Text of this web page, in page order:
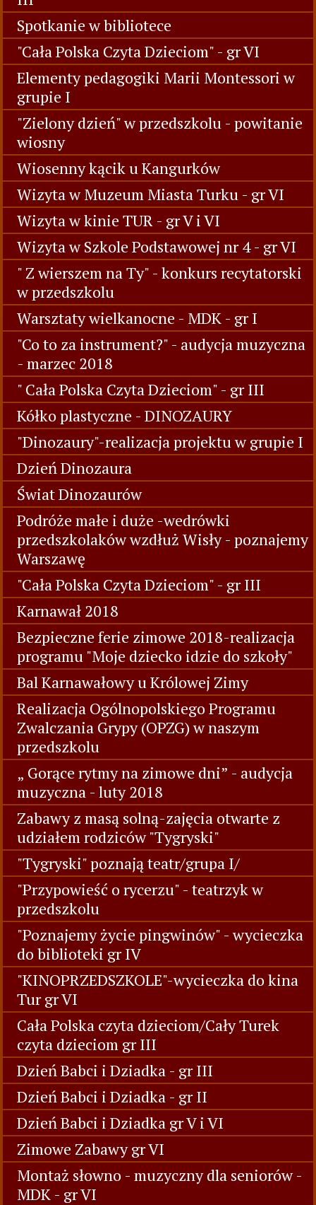
Spotkanie w bibliotece
"Cała Polska Czyta Dzieciom" - gr VI
Elementy pedagogiki Marii Montessori w
grupie I
"Zielony dzień" w przedszkolu - powitanie
wiosny
Wiosenny kącik u Kangurków
Wizyta w Muzeum Miasta Turku - gr VI
Wizyta w kinie TUR - gr V i VI
Wizyta w Szkole Podstawowej nr 4 - gr VI
" Z wierszem na Ty" - konkurs recytatorski
w przedszkolu
Warsztaty wielkanocne - MDK - gr I
"Co to za instrument?" - audycja muzyczna
- marzec 2018
" Cała Polska Czyta Dzieciom" - gr III
Kółko plastyczne - DINOZAURY
"Dinozaury"-realizacja projektu w grupie I
Dzień Dinozaura
Świat Dinozaurów
Podróże małe i duże -wedrówki
przedszkolaków wzdłuż Wisły - poznajemy
Warszawę
"Cała Polska Czyta Dzieciom" - gr III
Karnawał 2018
Bezpieczne ferie zimowe 2018-realizacja
programu "Moje dziecko idzie do szkoły"
Bal Karnawałowy u Królowej Zimy
Realizacja Ogólnopolskiego Programu
Zwalczania Grypy (OPZG) w naszym
przedszkolu
„ Gorące rytmy na zimowe dni” - audycja
muzyczna - luty 2018
Zabawy z masą solną-zajęcia otwarte z
udziałem rodziców "Tygryski"
"Tygryski" poznają teatr/grupa I/
"Przypowieść o rycerzu" - teatrzyk w
przedszkolu
"Poznajemy życie pingwinów" - wycieczka
do biblioteki gr IV
"KINOPRZEDSZKOLE"-wycieczka do kina
Tur gr VI
Cała Polska czyta dzieciom/Cały Turek
czyta dzieciom gr III
Dzień Babci i Dziadka - gr III
Dzień Babci i Dziadka - gr II
Dzień Babci i Dziadka gr V i VI
Zimowe Zabawy gr VI
Montaż słowno - muzyczny dla seniorów -
MDK - gr VI